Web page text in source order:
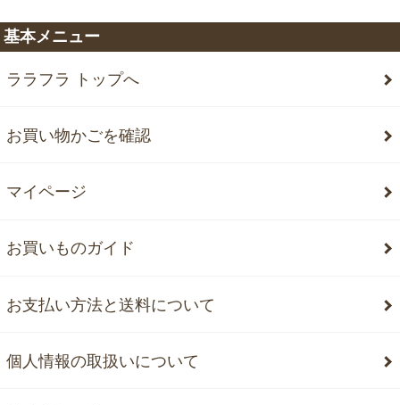
基本メニュー
ララフラ トップへ
お買い物かごを確認
マイページ
お買いものガイド
お支払い方法と送料について
個人情報の取扱いについて